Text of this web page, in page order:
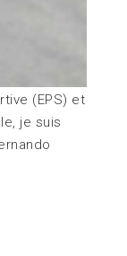
(EPS) et
je suis